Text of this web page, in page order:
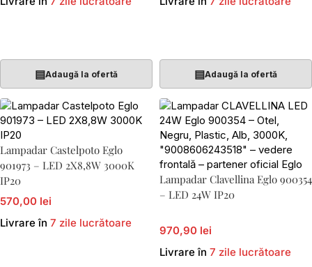
▤Adaugă la ofertă ▤Adaugă la ofertă
Lampadar Castelpoto Eglo
901973 – LED 2X8,8W 3000K
IP20
570,00 lei
Livrare în 7 zile lucrătoare
Lampadar Clavellina Eglo 900354
– LED 24W IP20
970,90 lei
Livrare în 7 zile lucrătoare